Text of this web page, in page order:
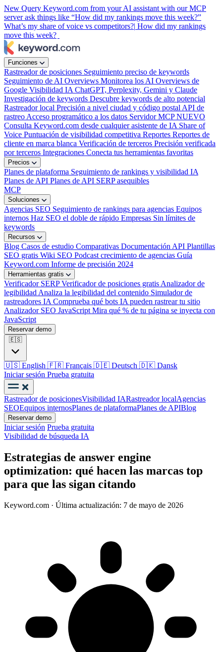
New Query Keyword.com from your AI assistant with our MCP
server ask things like “How did my rankings move this week?”
What’s my share of voice vs competitors?| How did my rankings
move this week?
Funciones
Rastreador de posiciones Seguimiento preciso de keywords
Seguimiento de AI Overviews Monitorea los AI Overviews de
Google Visibilidad IA ChatGPT, Perplexity, Gemini y Claude
Investigación de keywords Descubre keywords de alto potencial
Rastreador local Precisión a nivel ciudad y código postal API de
rastreo Acceso programático a los datos Servidor MCPNUEVO
Consulta Keyword.com desde cualquier asistente de IA Share of
Voice Puntuación de visibilidad competitiva Reportes Reportes de
cliente en marca blanca Verificación de terceros Precisión verificada
por terceros Integraciones Conecta tus herramientas favoritas
Precios
Planes de plataforma Seguimiento de rankings y visibilidad IA
Planes de API Planes de API SERP asequibles
MCP
Soluciones
Agencias SEO Seguimiento de rankings para agencias Equipos
internos Haz SEO el doble de rápido Empresas Sin límites de
keywords
Recursos
Blog Casos de estudio Comparativas Documentación API Plantillas
SEO gratis Wiki SEO Podcast crecimiento de agencias Guía
Keyword.com Informe de precisión 2024
Herramientas gratis
Verificador SERPVerificador de posiciones gratis Analizador de
legibilidad Analiza la legibilidad del contenido Simulador de
rastreadores IA Comprueba qué bots IA pueden rastrear tu sitio
Analizador SEO JavaScript Mira qué % de tu página se inyecta con
JavaScript
Reservar demo
🇪🇸
🇺🇸 English 🇫🇷 Français 🇩🇪 Deutsch 🇩🇰 Dansk
Iniciar sesión Prueba gratuita
Rastreador de posicionesVisibilidad IARastreador localAgencias
SEOEquipos internosPlanes de plataformaPlanes de APIBlog
Reservar demo
Iniciar sesión Prueba gratuita
Visibilidad de búsqueda IA
Estrategias de answer engine
optimization: qué hacen las marcas top
para que las sigan citando
Keyword.com · Última actualización: 7 de mayo de 2026